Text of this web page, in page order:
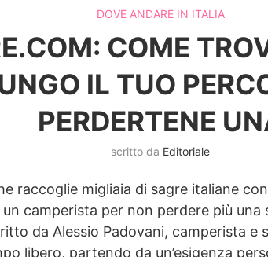
DOVE ANDARE IN ITALIA
COME
IL TUO
PERDERTENE
scritto da Editoriale
raccoglie migliaia di sagre italiane
camperista per non perdere più una
da Alessio Padovani, camperista e
libero, partendo da un’esigenza